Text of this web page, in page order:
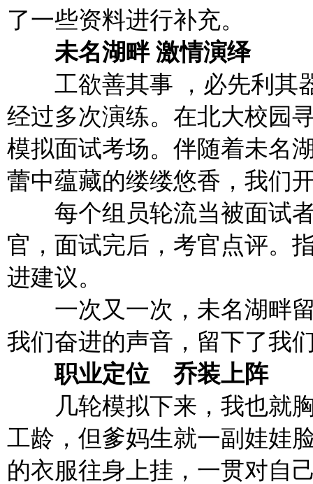
了一些资料进行补充。
未名湖畔 激情演绎
工欲善其事 ，必先利其
经过多次演练。在北大校园
模拟面试考场。伴随着未名
蕾中蕴藏的缕缕悠香，我们
每个组员轮流当被面试者
官，面试完后，考官点评。
进建议。
一次又一次，未名湖畔留
我们奋进的声音，留下了我
职业定位 乔装上阵
几轮模拟下来，我也就
工龄，但爹妈生就一副娃娃
的衣服往身上挂，一贯对自